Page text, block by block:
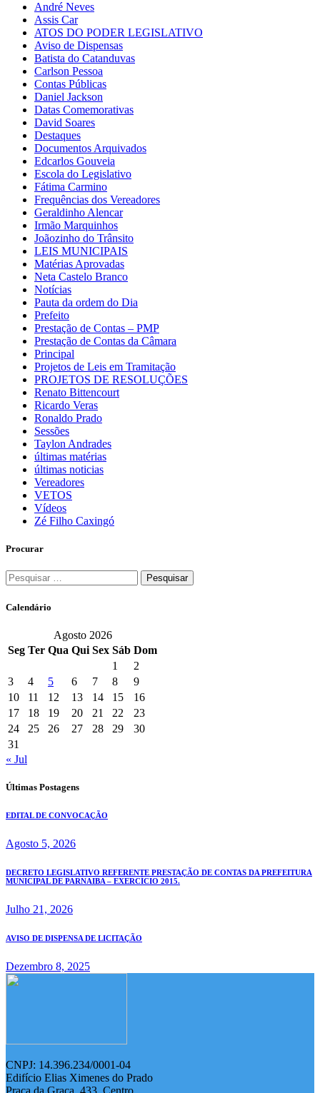
André Neves
Assis Car
ATOS DO PODER LEGISLATIVO
Aviso de Dispensas
Batista do Catanduvas
Carlson Pessoa
Contas Públicas
Daniel Jackson
Datas Comemorativas
David Soares
Destaques
Documentos Arquivados
Edcarlos Gouveia
Escola do Legislativo
Fátima Carmino
Frequências dos Vereadores
Geraldinho Alencar
Irmão Marquinhos
Joãozinho do Trânsito
LEIS MUNICIPAIS
Matérias Aprovadas
Neta Castelo Branco
Notícias
Pauta da ordem do Dia
Prefeito
Prestação de Contas – PMP
Prestação de Contas da Câmara
Principal
Projetos de Leis em Tramitação
PROJETOS DE RESOLUÇÕES
Renato Bittencourt
Ricardo Veras
Ronaldo Prado
Sessões
Taylon Andrades
últimas matérias
últimas noticias
Vereadores
VETOS
Vídeos
Zé Filho Caxingó
Procurar
Pesquisar
por:
Calendário
Agosto 2026
Seg Ter Qua Qui Sex Sáb Dom
1
2
3
4 5 6 7 8
9
10
11 12 13 14 15
16
17
18 19 20 21 22
23
24
25 26 27 28 29
30
31
« Jul
Últimas Postagens
EDITAL DE CONVOCAÇÃO
Agosto 5, 2026
DECRETO LEGISLATIVO REFERENTE PRESTAÇÃO DE CONTAS DA PREFEITURA
MUNICIPAL DE PARNAIBA – EXERCÍCIO 2015.
Julho 21, 2026
AVISO DE DISPENSA DE LICITAÇÃO
Dezembro 8, 2025
CNPJ: 14.396.234/0001-04
Edifício Elias Ximenes do Prado
Praça da Graça, 433, Centro,